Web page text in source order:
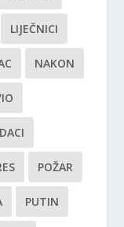
LIJEČNICI
NAKON
POŽAR
PUTIN